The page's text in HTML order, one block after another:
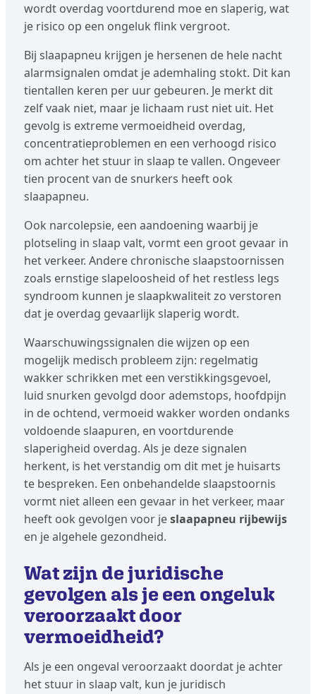
wordt overdag voortdurend moe en slaperig, wat
je risico op een ongeluk flink vergroot.
Bij slaapapneu krijgen je hersenen de hele nacht
alarmsignalen omdat je ademhaling stokt. Dit kan
tientallen keren per uur gebeuren. Je merkt dit
zelf vaak niet, maar je lichaam rust niet uit. Het
gevolg is extreme vermoeidheid overdag,
concentratieproblemen en een verhoogd risico
om achter het stuur in slaap te vallen. Ongeveer
tien procent van de snurkers heeft ook
slaapapneu.
Ook narcolepsie, een aandoening waarbij je
plotseling in slaap valt, vormt een groot gevaar in
het verkeer. Andere chronische slaapstoornissen
zoals ernstige slapeloosheid of het restless legs
syndroom kunnen je slaapkwaliteit zo verstoren
dat je overdag gevaarlijk slaperig wordt.
Waarschuwingssignalen die wijzen op een
mogelijk medisch probleem zijn: regelmatig
wakker schrikken met een verstikkingsgevoel,
luid snurken gevolgd door ademstops, hoofdpijn
in de ochtend, vermoeid wakker worden ondanks
voldoende slaapuren, en voortdurende
slaperigheid overdag. Als je deze signalen
herkent, is het verstandig om dit met je huisarts
te bespreken. Een onbehandelde slaapstoornis
vormt niet alleen een gevaar in het verkeer, maar
heeft ook gevolgen voor jeslaapapneu rijbewijs
en je algehele gezondheid.
Wat zijn de juridische
gevolgen als je een ongeluk
veroorzaakt door
vermoeidheid?
Als je een ongeval veroorzaakt doordat je achter
het stuur in slaap valt, kun je juridisch